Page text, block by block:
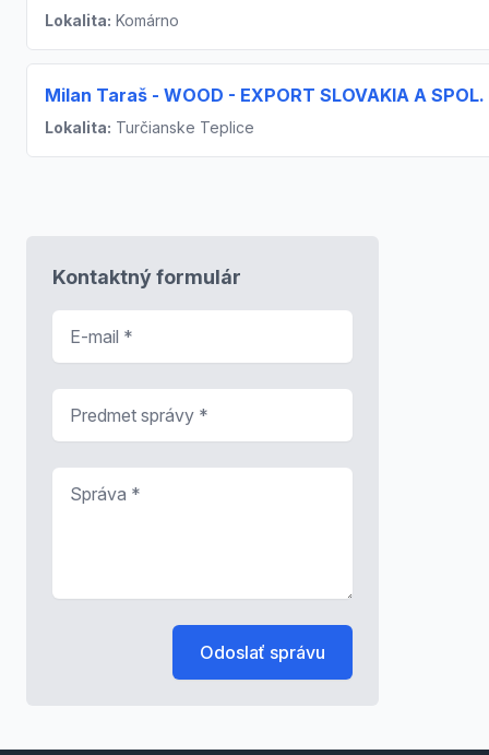
Lokalita: Komárno
Milan Taraš - WOOD - EXPORT SLOVAKIA A SPOL.
Lokalita: Turčianske Teplice
Kontaktný formulár
Odoslať správu